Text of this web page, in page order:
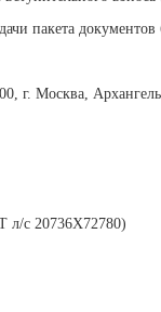
пакета
г. Москва,
с 20736Х72780)